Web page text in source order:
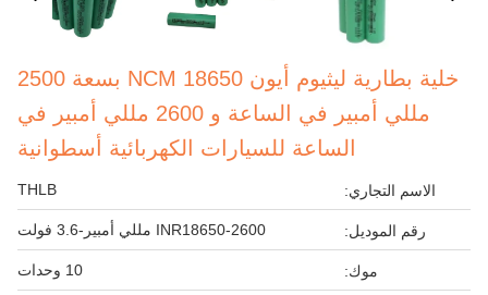
خلية بطارية ليثيوم أيون NCM 18650 بسعة 2500
مللي أمبير في الساعة و 2600 مللي أمبير في
الساعة للسيارات الكهربائية أسطوانية
الاسم التجاري: THLB
رقم الموديل: INR18650-2600 مللي أمبير-3.6 فولت
موك: 10 وحدات